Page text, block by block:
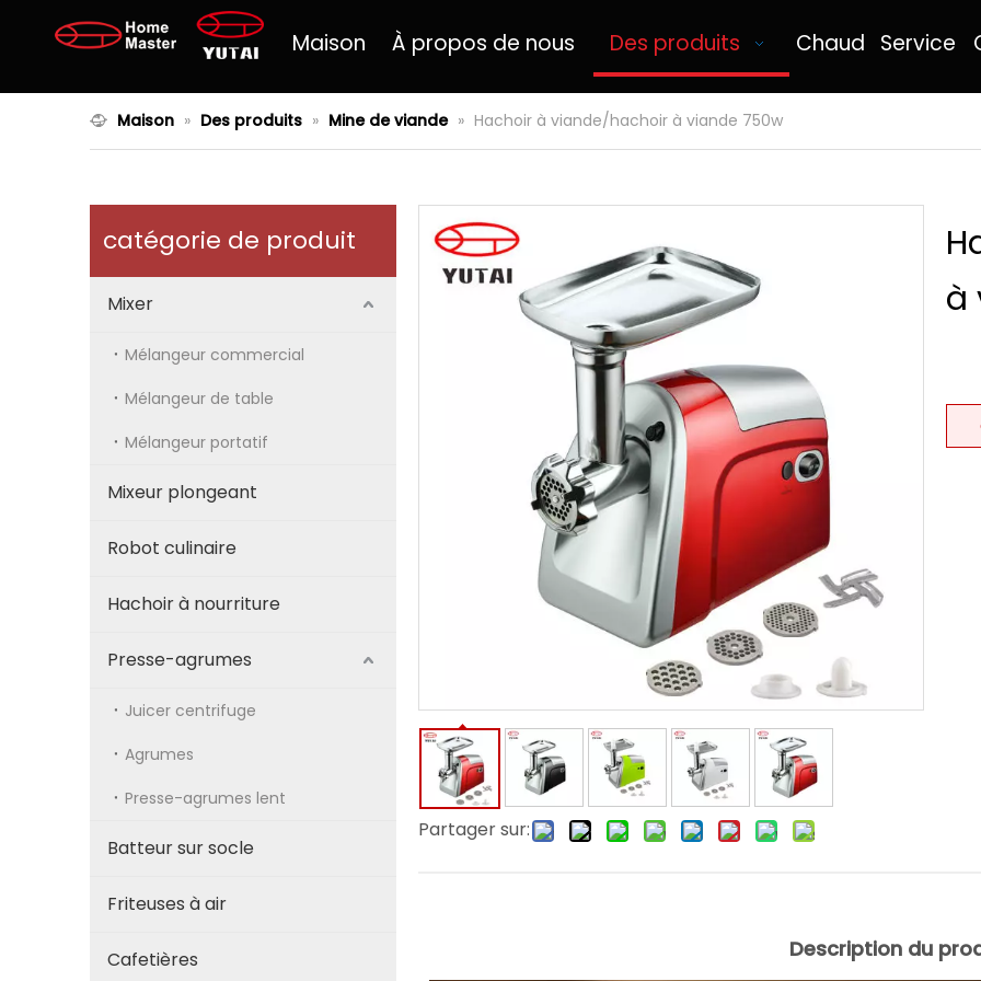
Maison À propos de nous Des produits Chaud Service
Maison » Des produits » Mine de viande » Hachoir à viande/hachoir à viande 750w
catégorie de produit
Mixer
Mélangeur commercial
Mélangeur de table
Mélangeur portatif
Mixeur plongeant
Robot culinaire
Hachoir à nourriture
Presse-agrumes
Juicer centrifuge
Agrumes
Presse-agrumes lent
Batteur sur socle
Friteuses à air
Cafetières
Partager sur:
à
Description du